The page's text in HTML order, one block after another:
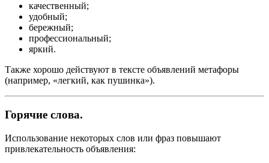
качественный;
удобный;
бережный;
профессиональный;
яркий.
Также хорошо действуют в тексте объявлений метафоры
(например, «легкий, как пушинка»).
Горячие слова.
Использование некоторых слов или фраз повышают
привлекательность объявления: